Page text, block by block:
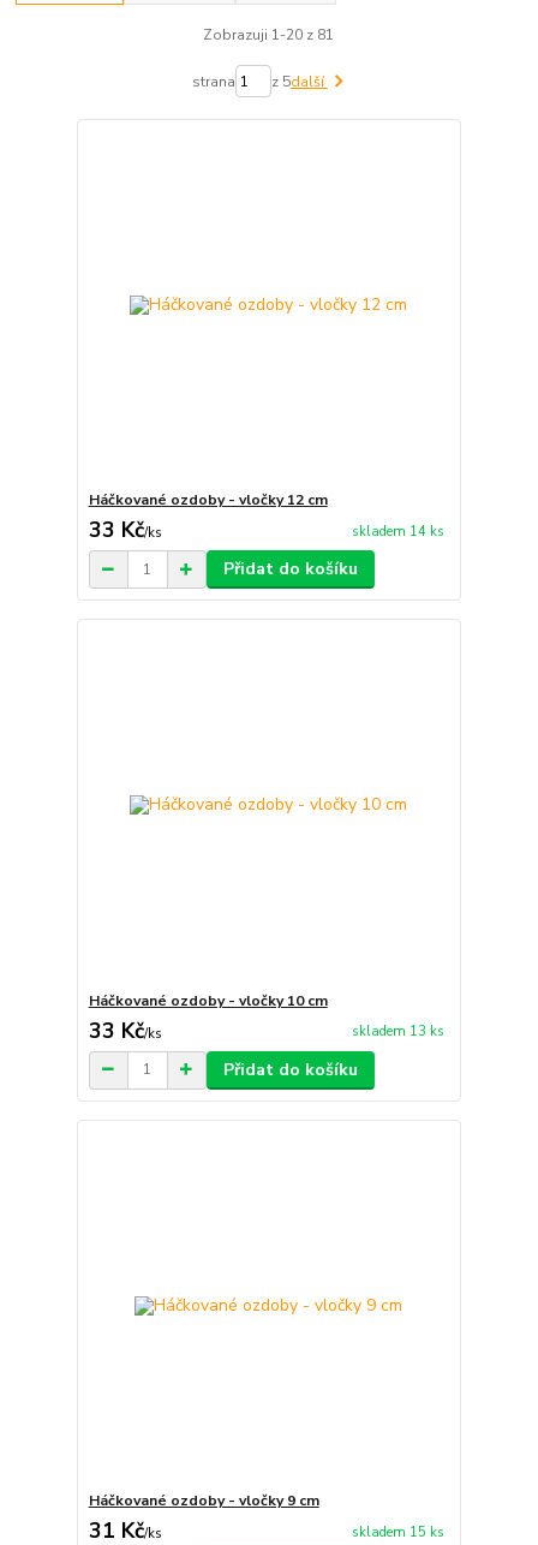
Zobrazuji 1-20 z 81
strana z 5další
Háčkované ozdoby - vločky 12 cm
33 Kč/ks skladem 14 ks
Přidat do košíku
Háčkované ozdoby - vločky 10 cm
33 Kč/ks skladem 13 ks
Přidat do košíku
Háčkované ozdoby - vločky 9 cm
31 Kč/ks skladem 15 ks